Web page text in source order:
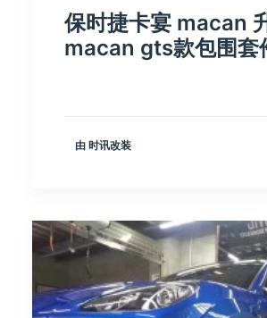
保时捷卡宴 macan
macan gts款包围套
由 时讯改装